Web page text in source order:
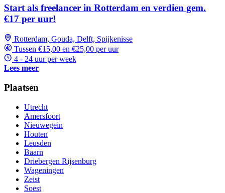
Start als freelancer in Rotterdam en verdien gem.
€17 per uur!
Rotterdam, Gouda, Delft, Spijkenisse
Tussen €15,00 en €25,00 per uur
4 - 24 uur per week
Lees meer
Plaatsen
Utrecht
Amersfoort
Nieuwegein
Houten
Leusden
Baarn
Driebergen Rijsenburg
Wageningen
Zeist
Soest